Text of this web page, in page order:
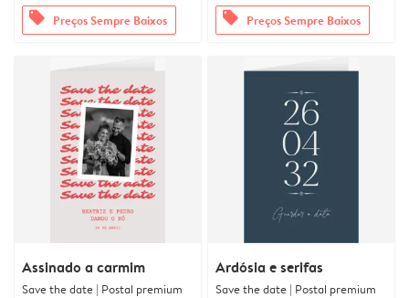
offers Preços Sempre Baixos offers Preços Sempre Baixos
Assinado a carmim
Save the date | Postal premium
Ardósia e serifas
Save the date | Postal premium